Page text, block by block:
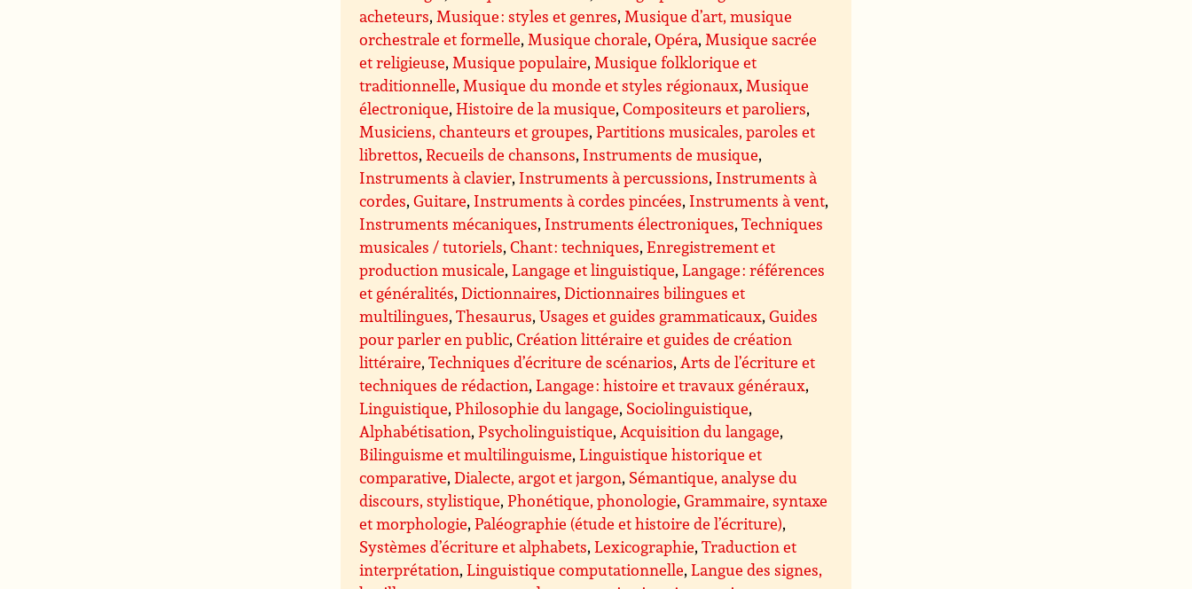
acheteurs,Musique : styles et genres,Musique d’art, musique
orchestrale et formelle,Musique chorale,Opéra,Musique sacrée
et religieuse,Musique populaire,Musique folklorique et
traditionnelle,Musique du monde et styles régionaux,Musique
électronique,Histoire de la musique,Compositeurs et paroliers,
Musiciens, chanteurs et groupes,Partitions musicales, paroles et
librettos,Recueils de chansons, Instruments de musique,
Instruments à clavier, Instruments à percussions, Instruments à
cordes,Guitare, Instruments à cordes pincées, Instruments à vent,
Instruments mécaniques, Instruments électroniques,Techniques
musicales / tutoriels,Chant : techniques,Enregistrement et
production musicale,Langage et linguistique,Langage : références
et généralités,Dictionnaires,Dictionnaires bilingues et
multilingues,Thesaurus,Usages et guides grammaticaux,Guides
pour parler en public,Création littéraire et guides de création
littéraire,Techniques d’écriture de scénarios,Arts de l’écriture et
techniques de rédaction,Langage : histoire et travaux généraux,
Linguistique,Philosophie du langage, Sociolinguistique,
Alphabétisation,Psycholinguistique,Acquisition du langage,
Bilinguisme et multilinguisme,Linguistique historique et
comparative,Dialecte, argot et jargon, Sémantique, analyse du
discours, stylistique,Phonétique, phonologie,Grammaire, syntaxe
et morphologie,Paléographie (étude et histoire de l’écriture),
Systèmes d’écriture et alphabets,Lexicographie,Traduction et
interprétation,Linguistique computationnelle,Langue des signes,